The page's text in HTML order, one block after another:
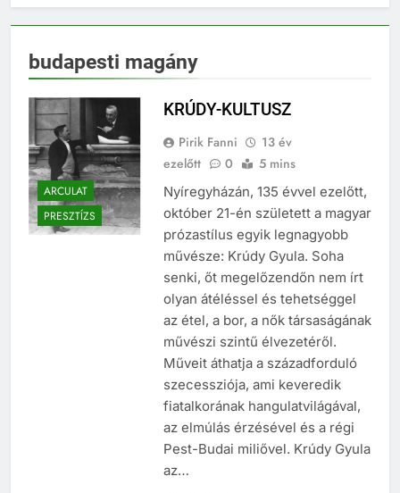
budapesti magány
ARCULAT
PRESZTÍZS
Pirik Fanni
13 év
Nyíregyházán, 135 évvel ezelőtt,
október 21-én született a magyar
prózastílus egyik legnagyobb
művésze: Krúdy Gyula. Soha
senki, őt megelőzendőn nem írt
olyan átéléssel és tehetséggel
az étel, a bor, a nők társaságának
művészi szintű élvezetéről.
Műveit áthatja a századforduló
szecessziója, ami keveredik
fiatalkorának hangulatvilágával,
az elmúlás érzésével és a régi
Pest-Budai miliővel. Krúdy Gyula